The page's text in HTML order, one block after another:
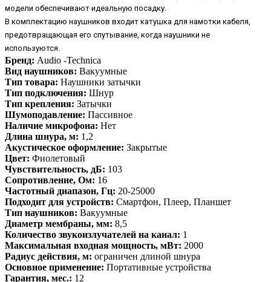
модели обеспечивают идеальную посадку.
В комплектацию наушников входит катушка для намотки кабеля,
предотвращающая его спутывание, когда наушники не
используются.
Бренд: Audio -Technica
Вид наушников: Вакуумные
Тип товара: Наушники затычки
Тип подключения: Шнур
Тип крепления: Затычки
Шумоподавление: Пассивное
Наличие микрофона: Нет
Длина шнура, м: 1,2
Акустическое оформление: Закрытые
Цвет: Фиолетовый
Чувствительность, дБ: 103
Сопротивление, Ом: 16
Частотный диапазон, Гц: 20-25000
Подходит для устройств: Смартфон, Плеер, Планшет
Тип наушников: Вакуумные
Диаметр мембраны, мм: 8,5
Количество звукоизлучателей на канал: 1
Максимальная входная мощность, мВт: 2000
Радиус действия, м: ограничен длиной шнура
Основное применение: Портативные устройства
Гарантия, мес.: 12